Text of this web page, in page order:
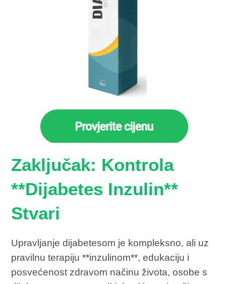
Zaključak: Kontrola
**Dijabetes Inzulin**
Stvari
Upravljanje dijabetesom je kompleksno, ali uz
pravilnu terapiju **inzulinom**, edukaciju i
posvećenost zdravom načinu života, osobe s